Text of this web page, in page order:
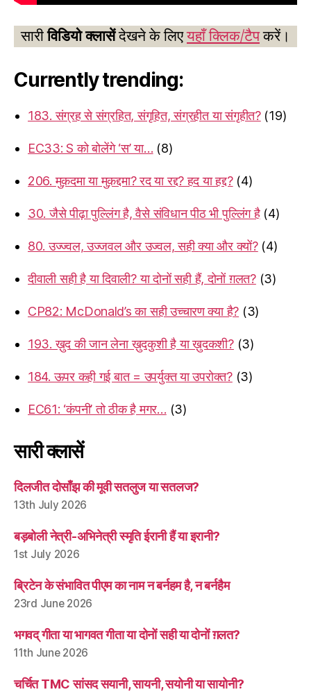
सारीविडियो क्लासेंदेखने के लिएयहाँ क्लिक/टैपकरें।
Currently trending:
183. संग्रह से संग्रहित, संगृहित, संग्रहीत या संगृहीत? (19)
EC33: S को बोलेंगे ‘स’ या… (8)
206. मुक़दमा या मुक़द्दमा? रद या रद्द? हद या हद्द? (4)
30. जैसे पीढ़ा पुल्लिंग है, वैसे संविधान पीठ भी पुल्लिंग है (4)
80. उज्ज्वल, उज्जवल और उज्वल, सही क्या और क्यों? (4)
दीवाली सही है या दिवाली? या दोनों सही हैं, दोनों ग़लत? (3)
CP82: McDonald’s का सही उच्चारण क्या है? (3)
193. ख़ुद की जान लेना ख़ुदकुशी है या ख़ुदकशी? (3)
184. ऊपर कही गई बात = उपर्युक्त या उपरोक्त? (3)
EC61: ‘कंपनी’ तो ठीक है मगर… (3)
सारी क्लासें
दिलजीत दोसाँझ की मूवी सतलुज या सतलज?
13th July 2026
बड़बोली नेत्री-अभिनेत्री स्मृति ईरानी हैं या इरानी?
1st July 2026
ब्रिटेन के संभावित पीएम का नाम न बर्नहम है, न बर्नहैम
23rd June 2026
भगवद् गीता या भागवत गीता या दोनों सही या दोनों ग़लत?
11th June 2026
चर्चित TMC सांसद सयानी, सायनी, सयोनी या सायोनी?